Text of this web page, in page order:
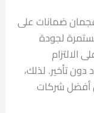
ضمانات على
لجودة
الالتزام
تأخير. لذلك،
أفضل شركات